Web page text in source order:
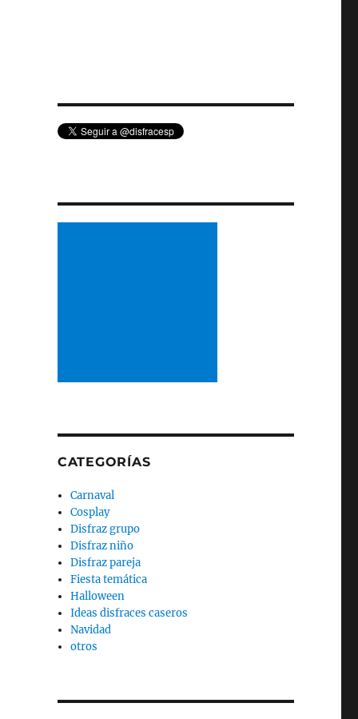
CATEGORÍAS
Carnaval
Cosplay
Disfraz grupo
Disfraz niño
Disfraz pareja
Fiesta temática
Halloween
Ideas disfraces caseros
Navidad
otros